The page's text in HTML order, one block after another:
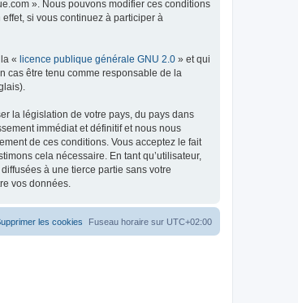
». Nous pouvons modifier ces conditions
si vous continuez à participer à
« licence publique générale GNU 2.0 » et qui
cas être tenu comme responsable de la
la législation de votre pays, du pays dans
immédiat et définitif et nous nous
de ces conditions. Vous acceptez le fait
cela nécessaire. En tant qu’utilisateur,
à une tierce partie sans votre
vos données.
Fuseau horaire sur UTC+02:00
les cookies